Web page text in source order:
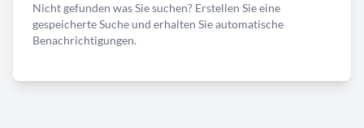
Nicht gefunden was Sie suchen? Erstellen Sie eine
gespeicherte Suche und erhalten Sie automatische
Benachrichtigungen.